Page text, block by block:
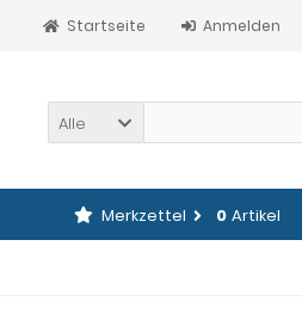
Anmelden
Startseite
Alle
Merkzettel 0 Artikel